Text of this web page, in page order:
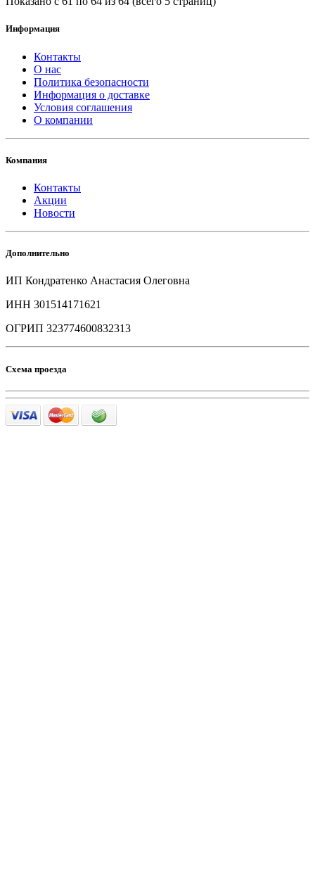
Информация
Контакты
О нас
Политика безопасности
Информация о доставке
Условия соглашения
О компании
Компания
Контакты
Акции
Новости
Дополнительно
ИП Кондратенко Анастасия Олеговна
ИНН 301514171621
ОГРИП 323774600832313
Схема проезда